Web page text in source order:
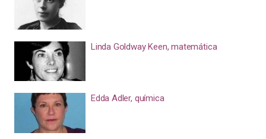
Linda Goldway Keen, matemática
Edda Adler, química